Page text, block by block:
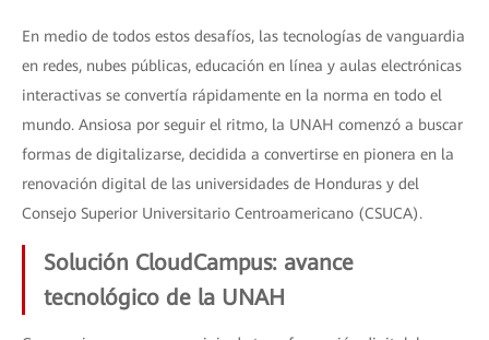
En medio de todos estos desafíos, las tecnologías de vanguardia
en redes, nubes públicas, educación en línea y aulas electrónicas
interactivas se convertía rápidamente en la norma en todo el
mundo. Ansiosa por seguir el ritmo, la UNAH comenzó a buscar
formas de digitalizarse, decidida a convertirse en pionera en la
renovación digital de las universidades de Honduras y del
Consejo Superior Universitario Centroamericano (CSUCA).
Solución CloudCampus: avance
tecnológico de la UNAH